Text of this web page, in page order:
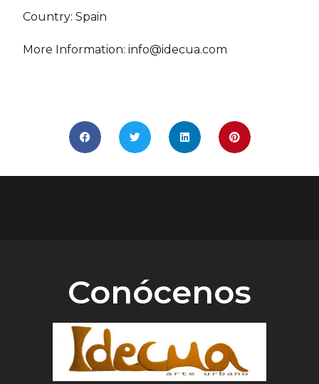
Country: Spain
More Information:info@idecua.com
Conócenos